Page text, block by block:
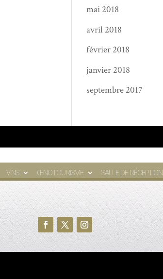
mai 2018
avril 2018
février 2018
janvier 2018
septembre 2017
VINS ŒNOTOURISME SALLE DE RÉCEPTION